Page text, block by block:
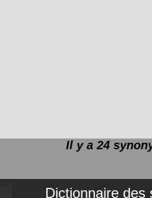
Il y a 24
Dictionnaire des